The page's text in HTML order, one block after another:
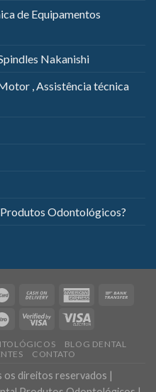
de Equipamentos
Nakanishi
, Assistência técnica
Odontológicos?
BLOG DENTAL
CONTATO
direitos reservados |